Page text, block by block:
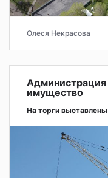
Олеся Некрасова
Администрация
имущество
На торги